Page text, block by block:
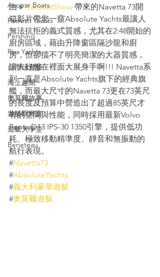
Axopar Boats
Ferretti Yachts
Pershing
Riva Yachts
台灣玩遊艇
海上趣聞
奧莫爾故事
遊艇觀察室
遊艇大學堂
Beneteau
由 #TheBoatShow 帶來的Navetta 73開
箱影片帶您一窺Absolute Yachts最讓人
無法抗拒的義式質感，尤其在2:48開始的
廚房區域，藉由升降窗區隔沙龍和廚
房，但卻擋不了明亮簡潔的大器質感，
讓人好想在裡面大展身手啊!!! Navetta系
列一直是Absolute Yachts旗下的經典旗
艦，而最大尺寸的Navetta 73更在73英尺
的長度及預算中營造出了超過85英尺才
有的空間與性能，同時採用最新Volvo
Penta D13 IPS-30 1350引擎，提供低功
耗、極致移動精準度、靜音和無振動的
航行表現。
#Navetta73
#AbsoluteYachts
#義大利豪華遊艇
#奧莫爾遊艇